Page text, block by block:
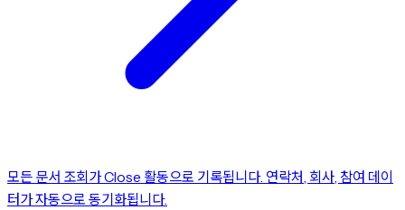
모든 문서 조회가 Close 활동으로 기록됩니다. 연락처, 회사, 참여 데이
터가 자동으로 동기화됩니다.